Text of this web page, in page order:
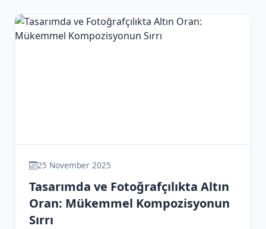
25 November 2025
Tasarımda ve Fotoğrafçılıkta Altın
Oran: Mükemmel Kompozisyonun
Sırrı